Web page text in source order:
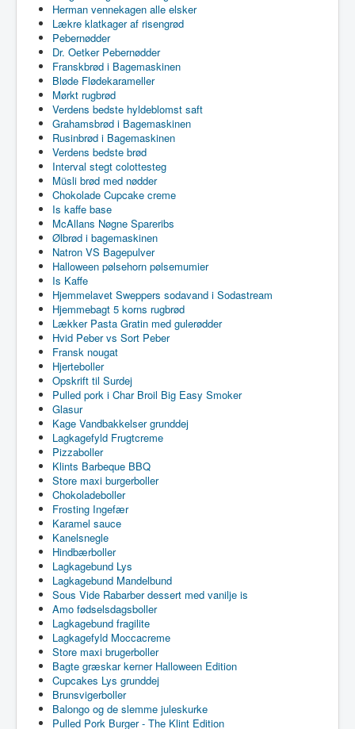
Herman vennekagen alle elsker
Lækre klatkager af risengrød
Pebernødder
Dr. Oetker Pebernødder
Franskbrød i Bagemaskinen
Bløde Flødekarameller
Mørkt rugbrød
Verdens bedste hyldeblomst saft
Grahamsbrød i Bagemaskinen
Rusinbrød i Bagemaskinen
Verdens bedste brød
Interval stegt colottesteg
Müsli brød med nødder
Chokolade Cupcake creme
Is kaffe base
McAllans Nøgne Spareribs
Ølbrød i bagemaskinen
Natron VS Bagepulver
Halloween pølsehorn pølsemumier
Is Kaffe
Hjemmelavet Sweppers sodavand i Sodastream
Hjemmebagt 5 korns rugbrød
Lækker Pasta Gratin med gulerødder
Hvid Peber vs Sort Peber
Fransk nougat
Hjerteboller
Opskrift til Surdej
Pulled pork i Char Broil Big Easy Smoker
Glasur
Kage Vandbakkelser grunddej
Lagkagefyld Frugtcreme
Pizzaboller
Klints Barbeque BBQ
Store maxi burgerboller
Chokoladeboller
Frosting Ingefær
Karamel sauce
Kanelsnegle
Hindbærboller
Lagkagebund Lys
Lagkagebund Mandelbund
Sous Vide Rabarber dessert med vanilje is
Amo fødselsdagsboller
Lagkagebund fragilite
Lagkagefyld Moccacreme
Store maxi brugerboller
Bagte græskar kerner Halloween Edition
Cupcakes Lys grunddej
Brunsvigerboller
Balongo og de slemme juleskurke
Pulled Pork Burger - The Klint Edition